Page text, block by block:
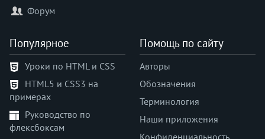
flex-grow
float
font
font-family
font-kerning
font-size
font-stretch
Форум
Популярное
Уроки по HTML и CSS
HTML5 и CSS3 на
примерах
Руководство по
флексбоксам
Помощь по сайту
Авторы
Обозначения
Терминология
Наши приложения